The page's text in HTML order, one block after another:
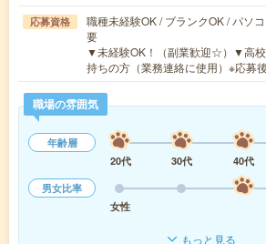
応募資格
職種未経験OK / ブランクOK / パソ
要
▼未経験OK！（副業歓迎☆）▼高
持ちの方（業務連絡に使用）※応募
職場の雰囲気
年齢層
20代
30代 40代
男女比率
女性
もっと見る